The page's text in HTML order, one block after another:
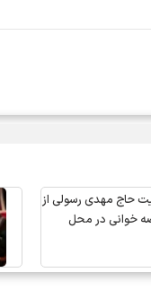
حاج مهدی رسولی از
خوانی در محل